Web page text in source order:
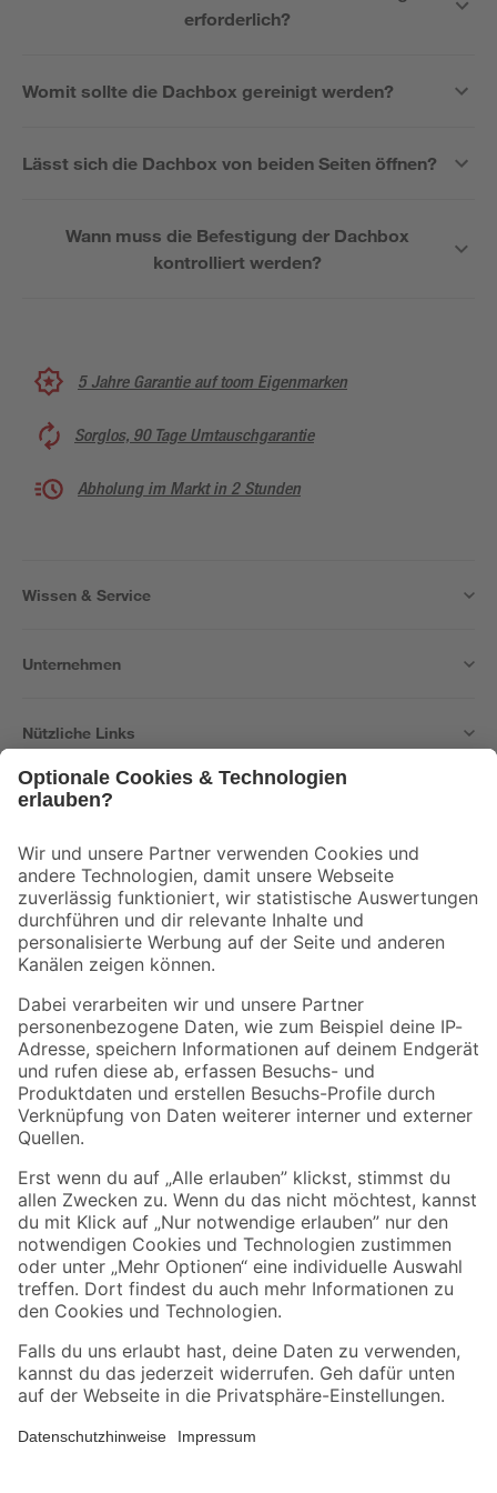
erforderlich?
Womit sollte die Dachbox gereinigt werden?
Lässt sich die Dachbox von beiden Seiten öffnen?
Wann muss die Befestigung der Dachbox
kontrolliert werden?
5 Jahre Garantie auf toom Eigenmarken
Sorglos, 90 Tage Umtauschgarantie
Abholung im Markt in 2 Stunden
Wissen & Service
Unternehmen
Nützliche Links
Der toom Newsletter: Keine Angebote und Aktionen mehr verpassen!
Zur Newsletter Anmeldung
Folge uns
Zahlungsarten Versandarten
Sicher einkaufen
Jetzt die toom-App herunterladen
Alle Preisangaben in EUR inkl. gesetzl. MwSt.. Die dargestellten Angebote sind unter
Umständen nicht in allen Märkten verfügbar. Die angegebenen Verfügbarkeiten beziehen
Produkte nur solange der Vorrat reicht.
*Paketversand ab 59 € versandkostenfrei, gilt nicht für Artikel mit Speditionsversand, hier